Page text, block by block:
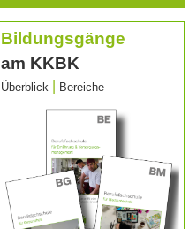
Bildungsgänge
am KKBK
Überblick Bereiche